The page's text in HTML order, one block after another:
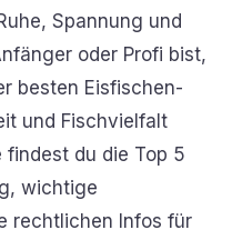
Spannung und
oder Profi bist,
besten Eisfischen-
und Fischvielfalt
findest du die Top 5
wichtige
rechtlichen Infos für